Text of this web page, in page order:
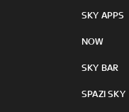
SKY APPS
NOW
SKY BAR
SPAZI SKY